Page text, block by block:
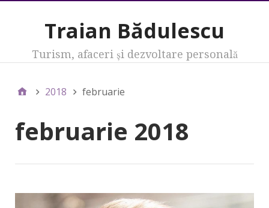
Traian Bădulescu
Turism, afaceri şi dezvoltare personală
2018 februarie
februarie 2018